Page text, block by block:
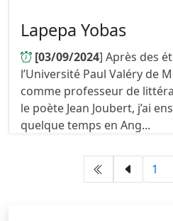
Lapepa Yobas
[03/09/2024] Après des
l’Université Paul Valéry de
comme professeur de
le poète Jean Joubert, j’ai
quelque temps en Ang...